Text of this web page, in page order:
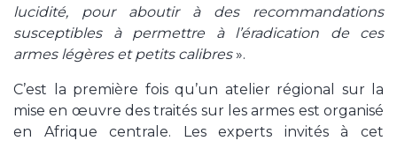
lucidité, pour aboutir à des recommandations
susceptibles à permettre à l’éradication de ces
armes légères et petits calibres».
C’est la première fois qu’un atelier régional sur la
mise en œuvre des traités sur les armes est organisé
en Afrique centrale. Les experts invités à cet